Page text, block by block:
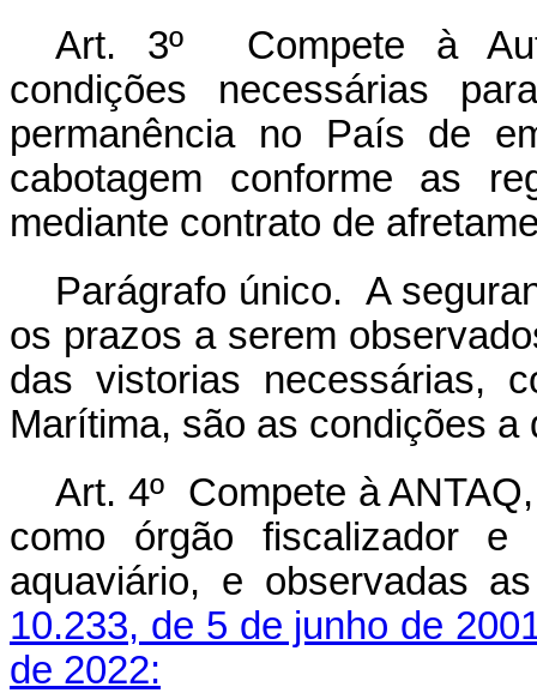
Art. 3º Compete à
condições necessárias
permanência no País de
cabotagem conforme as
mediante contrato de
Parágrafo único. A
os prazos a serem
das vistorias necessárias,
Marítima, são as condições
Art. 4º Compete à
como órgão fiscalizador
aquaviário, e observadas
10.233, de 5 de junho de
de 2022: